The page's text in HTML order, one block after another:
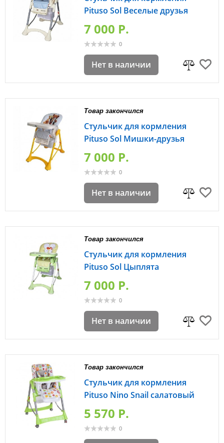
Pituso Sol Веселые друзья
7 000 P.
0
Нет в наличии
Товар закончился
Стульчик для кормления
Pituso Sol Мишки-друзья
7 000 P.
0
Нет в наличии
Товар закончился
Стульчик для кормления
Pituso Sol Цыплята
7 000 P.
0
Нет в наличии
Товар закончился
Стульчик для кормления
Pituso Nino Snail салатовый
5 570 P.
0